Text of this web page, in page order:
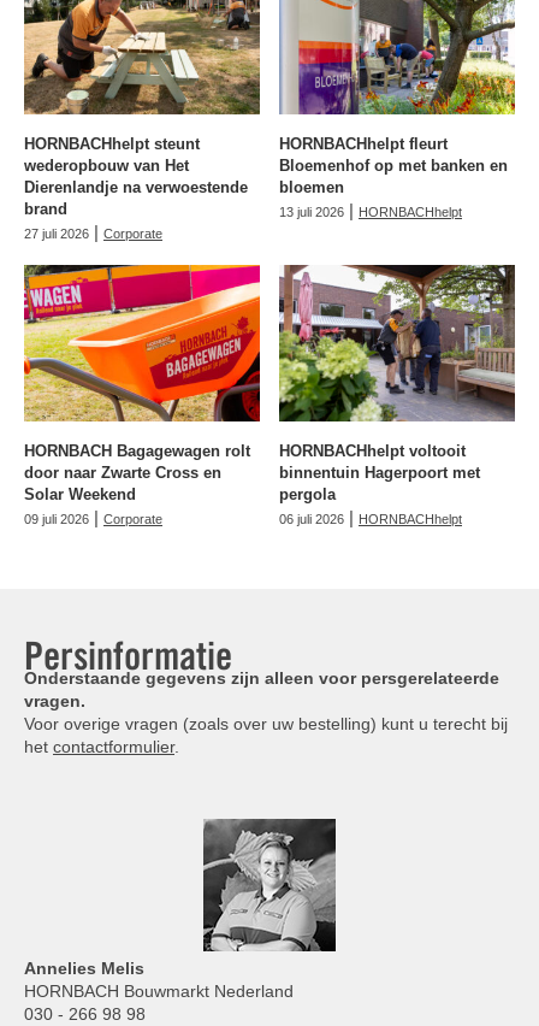
HORNBACHhelpt steunt
wederopbouw van Het
Dierenlandje na verwoestende
brand
27 juli 2026 | Corporate
HORNBACHhelpt fleurt
Bloemenhof op met banken en
bloemen
13 juli 2026 | HORNBACHhelpt
HORNBACH Bagagewagen rolt
door naar Zwarte Cross en
Solar Weekend
09 juli 2026 | Corporate
HORNBACHhelpt voltooit
binnentuin Hagerpoort met
pergola
06 juli 2026 | HORNBACHhelpt
Persinformatie
Onderstaande gegevens zijn alleen voor persgerelateerde
vragen.
Voor overige vragen (zoals over uw bestelling) kunt u terecht bij
het contactformulier.
Annelies Melis
HORNBACH Bouwmarkt Nederland
030 - 266 98 98